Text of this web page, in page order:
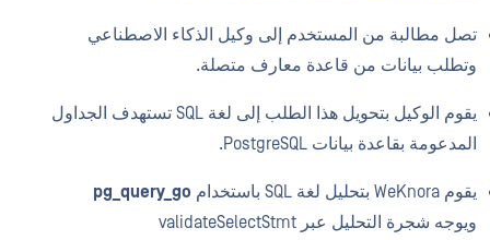
تصل مطالبة من المستخدم إلى وكيل الذكاء الاصطناعي
وتطلب بيانات من قاعدة معارف متصلة.
يقوم الوكيل بتحويل هذا الطلب إلى لغة SQL تستهدف الجداول
المدعومة بقاعدة بيانات PostgreSQL.
يقوم WeKnora بتحليل لغة SQL باستخدام
pg_query_go
ويوجه شجرة التحليل عبر validateSelectStmt